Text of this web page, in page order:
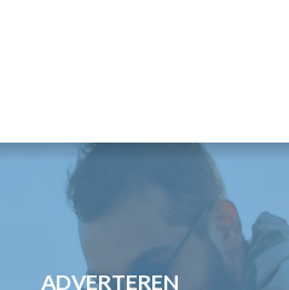
ADVERTEREN